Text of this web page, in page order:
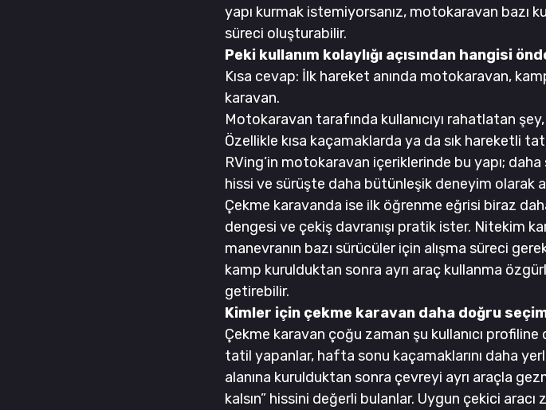
yapı kurmak istemiyorsanız, motokaravan bazı
süreci oluşturabilir.
Peki kullanım kolaylığı açısından hangisi
Kısa cevap: İlk hareket anında motokaravan,
karavan.
Motokaravan tarafında kullanıcıyı rahatlatan
Özellikle kısa kaçamaklarda ya da sık hareketli
RVing’in motokaravan içeriklerinde bu yapı;
hissi ve sürüşte daha bütünleşik deneyim olarak
Çekme karavanda ise ilk öğrenme eğrisi biraz
dengesi ve çekiş davranışı pratik ister. Nitekim
manevranın bazı sürücüler için alışma süreci
kamp kurulduktan sonra ayrı araç kullanma
getirebilir.
Kimler için çekme karavan daha doğru
Çekme karavan çoğu zaman şu kullanıcı profiline
tatil yapanlar, hafta sonu kaçamaklarını daha
alanına kurulduktan sonra çevreyi ayrı araçla
kalsın” hissini değerli bulanlar. Uygun çekici